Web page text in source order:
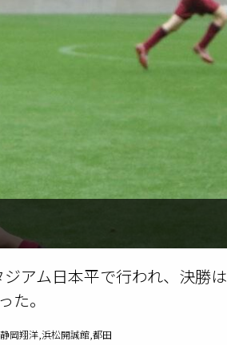
アム日本平で行われ、決勝は
。
岡翔洋,浜松開誠館,都田